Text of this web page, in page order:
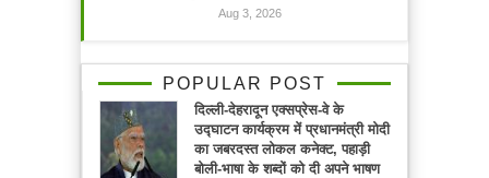
Aug 3, 2026
POPULAR POST
दिल्ली-देहरादून एक्सप्रेस-वे के
उद्घाटन कार्यक्रम में प्रधानमंत्री मोदी
का जबरदस्त लोकल कनेक्ट, पहाड़ी
बोली-भाषा के शब्दों को दी अपने भाषण